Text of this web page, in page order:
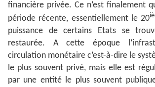
financière privée. Ce n’est finalement
période récente, essentiellement le 20
puissance de certains Etats se
restaurée. A cette époque
circulation monétaire c’est-à-dire le
le plus souvent privé, mais elle est
par une entité le plus souvent